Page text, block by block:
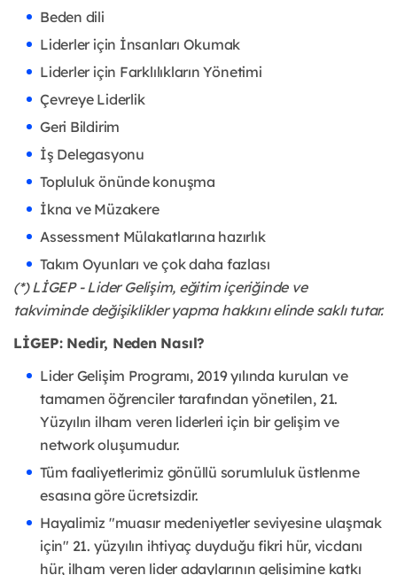
Beden dili
Liderler için İnsanları Okumak
Liderler için Farklılıkların Yönetimi
Çevreye Liderlik
Geri Bildirim
İş Delegasyonu
Topluluk önünde konuşma
İkna ve Müzakere
Assessment Mülakatlarına hazırlık
Takım Oyunları ve çok daha fazlası
(*) LİGEP - Lider Gelişim, eğitim içeriğinde ve
takviminde değişiklikler yapma hakkını elinde saklı tutar.
LİGEP: Nedir, Neden Nasıl?
Lider Gelişim Programı, 2019 yılında kurulan ve
tamamen öğrenciler tarafından yönetilen, 21.
Yüzyılın ilham veren liderleri için bir gelişim ve
network oluşumudur.
Tüm faaliyetlerimiz gönüllü sorumluluk üstlenme
esasına göre ücretsizdir.
Hayalimiz "muasır medeniyetler seviyesine ulaşmak
için" 21. yüzyılın ihtiyaç duyduğu fikri hür, vicdanı
hür, ilham veren lider adaylarının gelişimine katkı